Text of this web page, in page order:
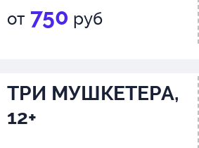
от 750 руб
ТРИ МУШКЕТЕРА,
12+